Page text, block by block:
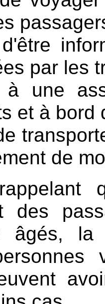
par les
une
et à bord
de
des
âgés, la